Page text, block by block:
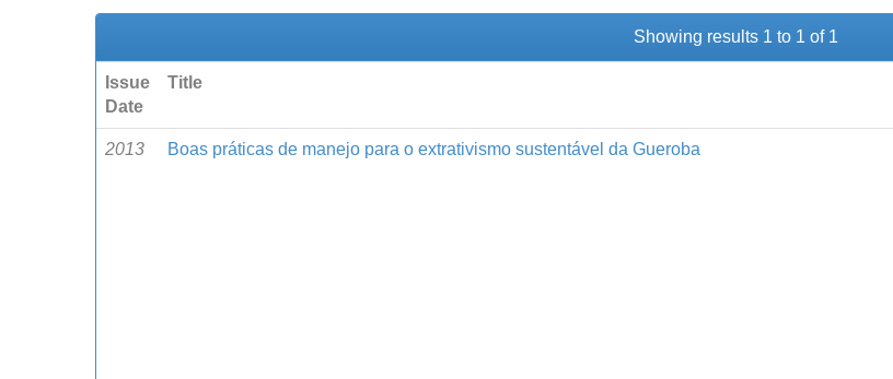
Showing results 1 to 1 of 1
Issue
Date
Title
2013 Boas práticas de manejo para o extrativismo sustentável da Gueroba